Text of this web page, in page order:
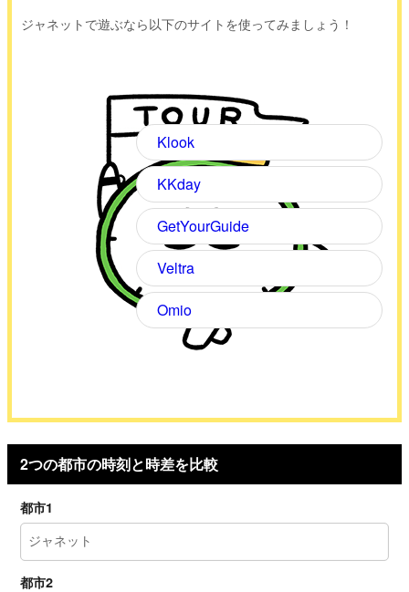
ジャネットで遊ぶなら以下のサイトを使ってみましょう！
Klook
KKday
GetYourGuide
Veltra
Omio
2つの都市の時刻と時差を比較
都市1
都市2